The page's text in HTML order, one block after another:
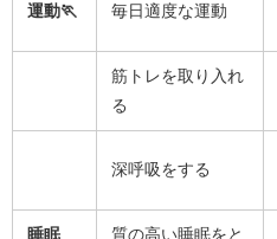
運動🏃 毎日適度な運動
筋トレを取り入れ
る
深呼吸をする
睡眠
質の高い睡眠をと